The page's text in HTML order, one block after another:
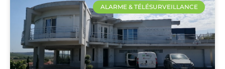
ALARME & TÉLÉSURVEILLANCE